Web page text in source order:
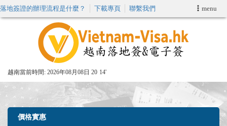
menu
落地簽證的辦理流程是什麼？ 下載專頁 聯繫我們
越南當前時間: 2026年08月08日 20 14'
申請簽證
VIP快速通關服务
價格實惠